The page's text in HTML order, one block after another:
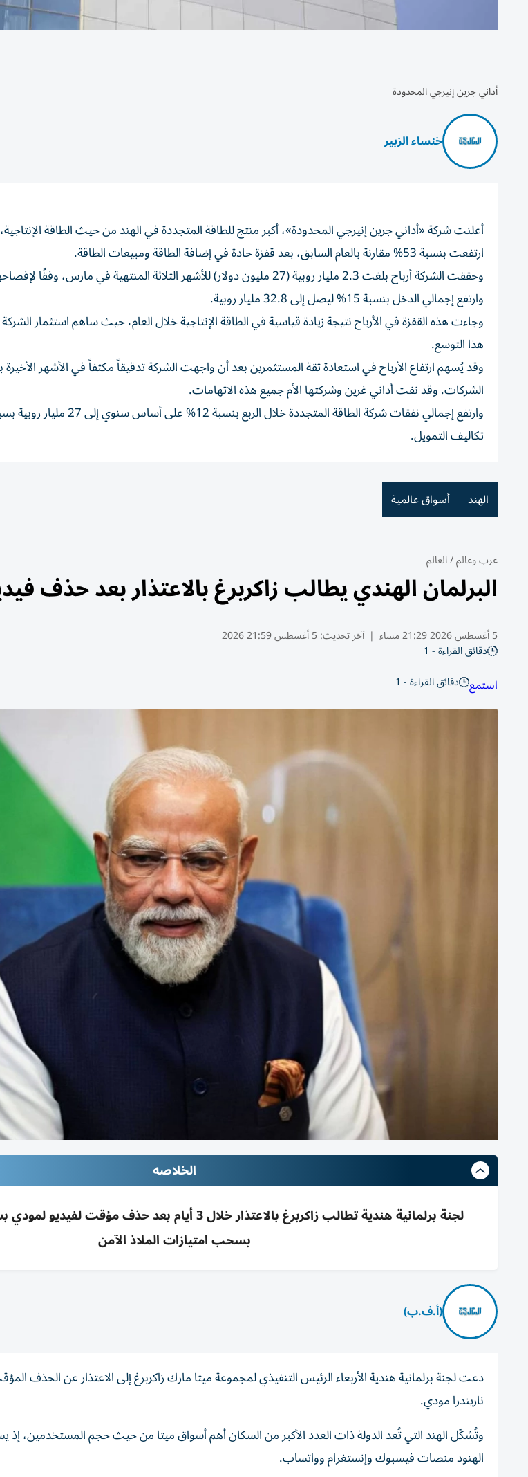
أداني جرين إنيرجي المحدودة
خنساء الزبير
أعلنت شركة «أداني جرين إنيرجي المحدودة»، أكبر منتج للطاقة المتجددة في الهند من حيث الطاقة الإنتاجية،
ارتفعت بنسبة 53% مقارنة بالعام السابق، بعد قفزة حادة في إضافة الطاقة ومبيعات الطاقة.
وحققت الشركة أرباح بلغت 2.3 مليار روبية (27 مليون دولار) للأشهر الثلاثة المنتهية في مارس، وفقًا لإفصاحها للبورصة يوم الاثنين.
وارتفع إجمالي الدخل بنسبة 15% ليصل إلى 32.8 مليار روبية.
وجاءت هذه القفزة في الأرباح نتيجة زيادة قياسية في الطاقة الإنتاجية خلال العام، حيث ساهم استثمار
هذا التوسع.
وقد يُسهم ارتفاع الأرباح في استعادة ثقة المستثمرين بعد أن واجهت الشركة تدقيقاً مكثفاً في الأشهر
الشركات. وقد نفت أداني غرين وشركتها الأم جميع هذه الاتهامات.
وارتفع إجمالي نفقات شركة الطاقة المتجددة
تكاليف التمويل.
الهند أسواق عالمية
عرب وعالم/العالم
البرلمان الهندي يطالب زاكربرغ بالاعتذار بعد حذف
5 أغسطس 2026 21:29 مساء | آخر تحديث:5 أغسطس 21:59 2026
دقائق القراءة - 1
استمع دقائق القراءة - 1
الخلاصه
لجنة برلمانية هندية تطالب زاكربرغ بالاعتذار خلال 3 أيام بعد
بسحب امتيازات الملاذ الآمن
(أ.ف.ب)
دعت لجنة برلمانية هندية الأربعاء الرئيس التنفيذي لمجموعة ميتا مارك زاكربرغ إلى الاعتذار عن الحذف
ناريندرا مودي.
وتُشكّل الهند التي تُعد الدولة ذات العدد الأكبر من السكان أهم أسواق ميتا من حيث حجم المستخدمين، إذ
الهنود منصات فيسبوك وإنستغرام وواتساب.